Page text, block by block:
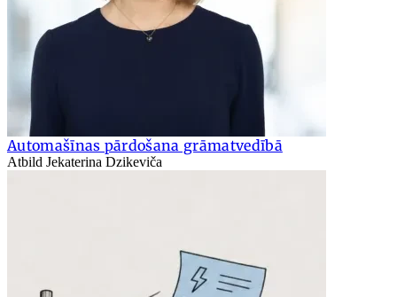
Automašīnas pārdošana grāmatvedībā
Atbild Jekaterina Dzikeviča